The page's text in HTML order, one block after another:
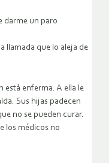
darme un paro
llamada que lo aleja de
está enferma. A ella le
Sus hijas padecen
no se pueden curar.
los médicos no